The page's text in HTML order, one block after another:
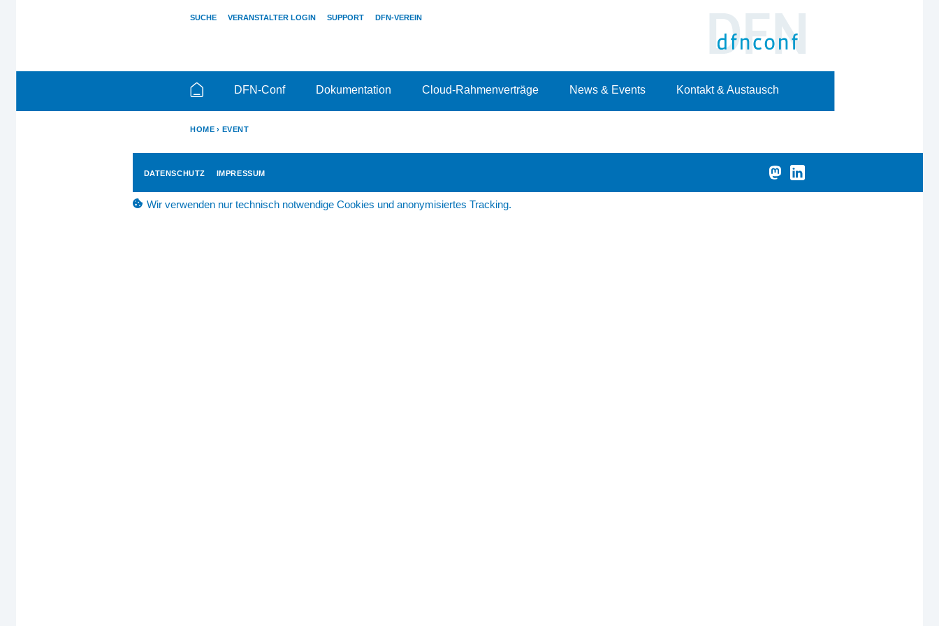
SUCHE VERANSTALTER LOGIN SUPPORT DFN-VEREIN
DFN-Conf Dokumentation Cloud-Rahmenverträge News & Events Kontakt & Austausch
HOME EVENT
DATENSCHUTZ IMPRESSUM
Wir verwenden nur technisch notwendige Cookies und anonymisiertes Tracking.